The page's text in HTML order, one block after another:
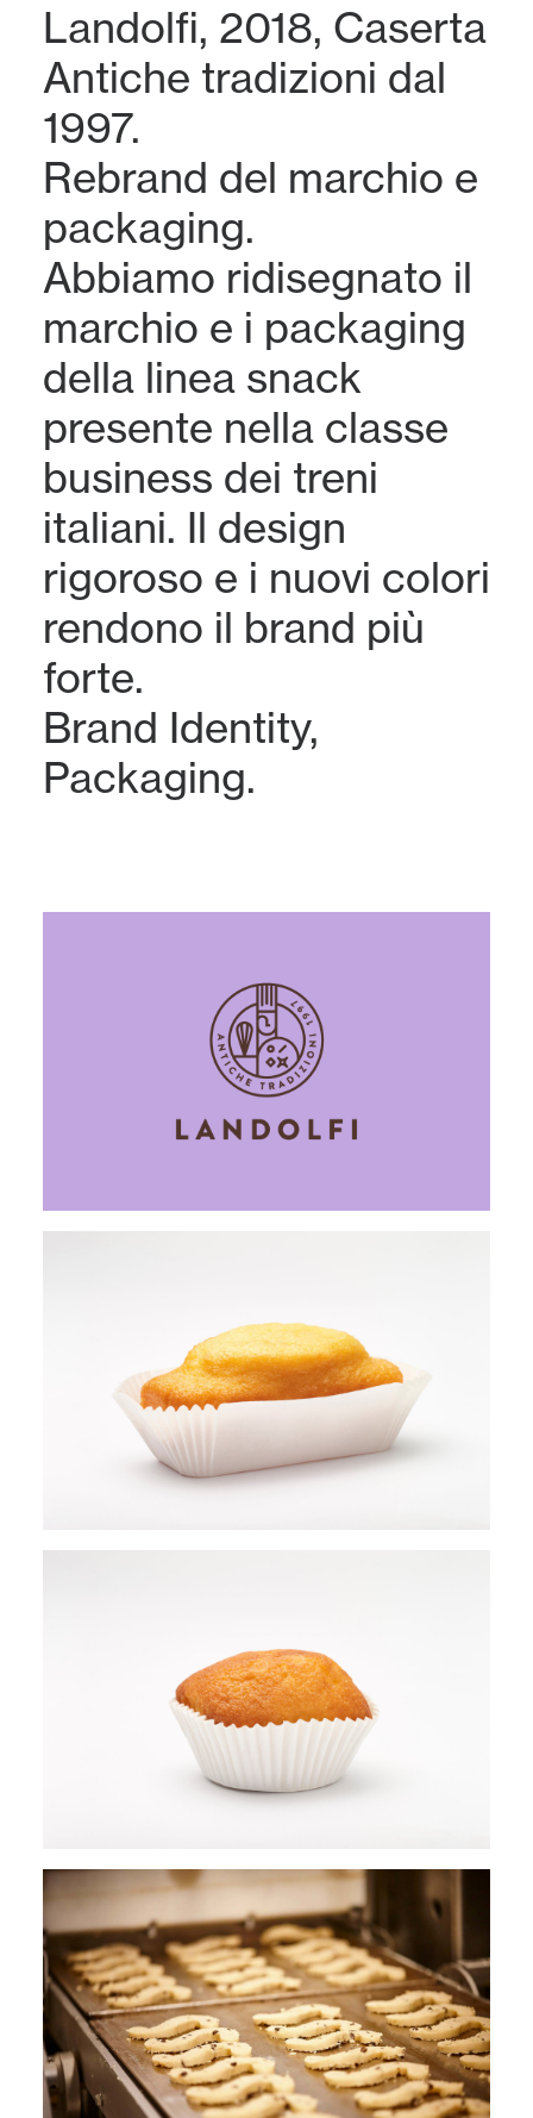
Landolfi, 2018, Caserta
Antiche tradizioni dal
1997.
Rebrand del marchio e
packaging.
Abbiamo ridisegnato il
marchio e i packaging
della linea snack
presente nella classe
business dei treni
italiani. Il design
rigoroso e i nuovi colori
rendono il brand più
forte.
Brand Identity,
Packaging.